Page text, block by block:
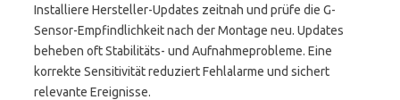
Installiere Hersteller-Updates zeitnah und prüfe die G-
Sensor-Empfindlichkeit nach der Montage neu. Updates
beheben oft Stabilitäts- und Aufnahmeprobleme. Eine
korrekte Sensitivität reduziert Fehlalarme und sichert
relevante Ereignisse.